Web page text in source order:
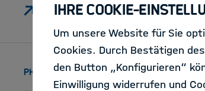
PHD THESIS :
Ihre Cookie-
Um unsere Website für Sie
Cookies. Durch Bestätigen
den Button „Konfigurieren“
Einwilligung widerrufen und